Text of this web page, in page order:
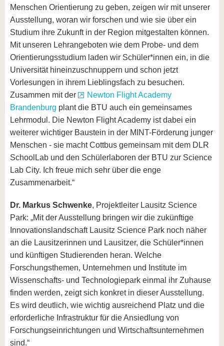
Menschen Orientierung zu geben, zeigen wir mit unserer
Ausstellung, woran wir forschen und wie sie über ein
Studium ihre Zukunft in der Region mitgestalten können.
Mit unseren Lehrangeboten wie dem Probe- und dem
Orientierungsstudium laden wir Schüler*innen ein, in die
Universität hineinzuschnuppern und schon jetzt
Vorlesungen in ihrem Lieblingsfach zu besuchen.
Zusammen mit der
Newton Flight Academy
Brandenburg plant die BTU auch ein gemeinsames
Lehrmodul. Die Newton Flight Academy ist dabei ein
weiterer wichtiger Baustein in der MINT-Förderung junger
Menschen - sie macht Cottbus gemeinsam mit dem DLR
SchoolLab und den Schülerlaboren der BTU zur Science
Lab City. Ich freue mich sehr über die enge
Zusammenarbeit.“
Dr. Markus Schwenke, Projektleiter Lausitz Science
Park: „Mit der Ausstellung bringen wir die zukünftige
Innovationslandschaft Lausitz Science Park noch näher
an die Lausitzerinnen und Lausitzer, die Schüler*innen
und künftigen Studierenden heran. Welche
Forschungsthemen, Unternehmen und Institute im
Wissenschafts- und Technologiepark einmal ihr Zuhause
finden werden, zeigt sich konkret in dieser Ausstellung.
Es wird deutlich, wie wichtig ausreichend Platz und die
erforderliche Infrastruktur für die Ansiedlung von
Forschungseinrichtungen und Wirtschaftsunternehmen
sind.“